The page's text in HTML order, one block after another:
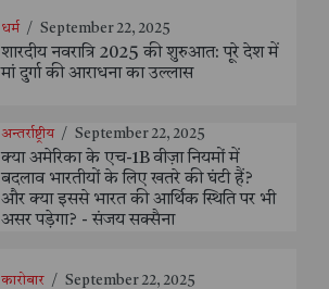
धर्म / September 22, 2025
शारदीय नवरात्रि 2025 की शुरुआत: पूरे देश में
मां दुर्गा की आराधना का उल्लास
अन्तर्राष्ट्रीय / September 22, 2025
क्या अमेरिका के एच-1B वीज़ा नियमों में
बदलाव भारतीयों के लिए खतरे की घंटी हैं?
और क्या इससे भारत की आर्थिक स्थिति पर भी
असर पड़ेगा? - संजय सक्सैना
कारोबार / September 22, 2025